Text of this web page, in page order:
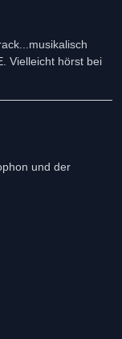
Vielleicht hörst bei
und der